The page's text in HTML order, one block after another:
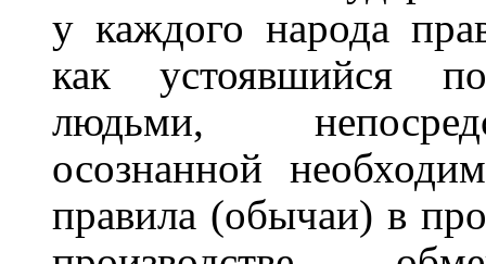
у каждого народа
как устоявшийся
людьми,
осознанной
правила (обычаи) в